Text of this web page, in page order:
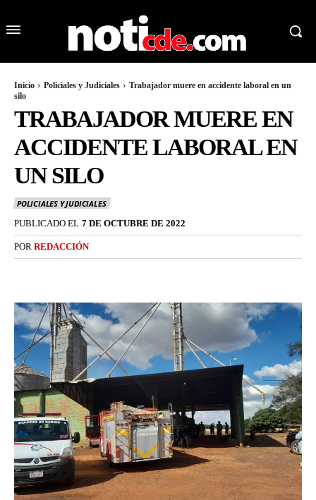
Inicio Policiales y Judiciales
Trabajador muere en accidente laboral en un
silo
TRABAJADOR MUERE EN
ACCIDENTE LABORAL EN
UN SILO
POLICIALES Y JUDICIALES
PUBLICADO EL 7 DE OCTUBRE DE 2022
POR REDACCIÓN